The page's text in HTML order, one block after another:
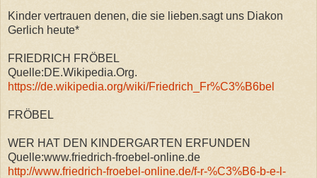
Kinder vertrauen denen, die sie lieben.sagt uns Diakon
Gerlich heute*
FRIEDRICH FRÖBEL
Quelle:DE.Wikipedia.Org.
https://de.wikipedia.org/wiki/Friedrich_Fr%C3%B6bel
FRÖBEL
WER HAT DEN KINDERGARTEN ERFUNDEN
Quelle:www.friedrich-froebel-online.de
http://www.friedrich-froebel-online.de/f-r-%C3%B6-b-e-l-